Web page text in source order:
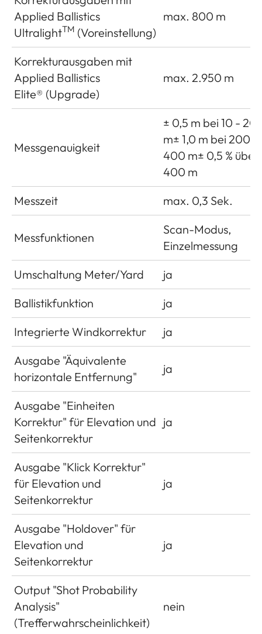
Applied Ballistics
UltralightTM (Voreinstellung)
max. 800 m
Korrekturausgaben mit
Applied Ballistics
Elite® (Upgrade)
max. 2.950 m
Messgenauigkeit
± 0,5 m bei 10 -
m± 1,0 m bei 200 -
400 m± 0,5 % über
400 m
Messzeit
max. 0,3 Sek.
Messfunktionen
Scan-Modus,
Einzelmessung
Umschaltung Meter/Yard
ja
Ballistikfunktion
ja
Integrierte Windkorrektur
ja
Ausgabe "Äquivalente
horizontale Entfernung"
ja
Ausgabe "Einheiten
Korrektur" für Elevation und
Seitenkorrektur
ja
Ausgabe "Klick Korrektur"
für Elevation und
Seitenkorrektur
ja
Ausgabe "Holdover" für
Elevation und
Seitenkorrektur
ja
Output "Shot Probability
Analysis"
(Trefferwahrscheinlichkeit)
nein